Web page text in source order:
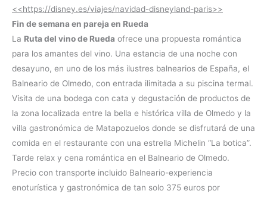
<<https://disney.es/viajes/navidad-disneyland-paris>>
Fin de semana en pareja en Rueda
La Ruta del vino de Rueda ofrece una propuesta romántica
para los amantes del vino. Una estancia de una noche con
desayuno, en uno de los más ilustres balnearios de España, el
Balneario de Olmedo, con entrada ilimitada a su piscina termal.
Visita de una bodega con cata y degustación de productos de
la zona localizada entre la bella e histórica villa de Olmedo y la
villa gastronómica de Matapozuelos donde se disfrutará de una
comida en el restaurante con una estrella Michelin “La botica”.
Tarde relax y cena romántica en el Balneario de Olmedo.
Precio con transporte incluido Balneario-experiencia
enoturística y gastronómica de tan solo 375 euros por